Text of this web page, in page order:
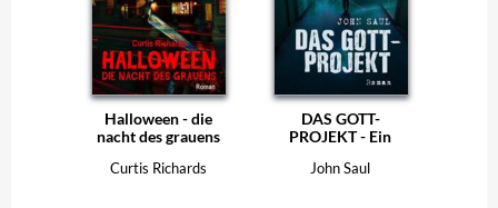
Halloween - die
nacht des grauens
Curtis Richards
DAS GOTT-
PROJEKT - Ein
John Saul